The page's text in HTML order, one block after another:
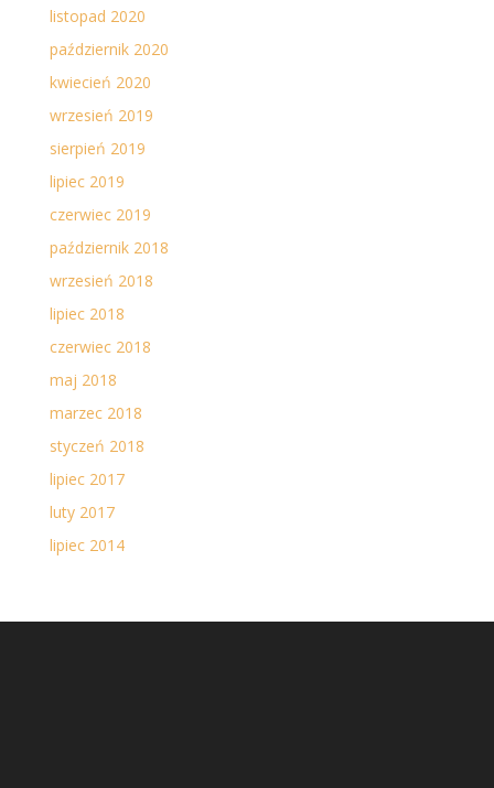
listopad 2020
październik 2020
kwiecień 2020
wrzesień 2019
sierpień 2019
lipiec 2019
czerwiec 2019
październik 2018
wrzesień 2018
lipiec 2018
czerwiec 2018
maj 2018
marzec 2018
styczeń 2018
lipiec 2017
luty 2017
lipiec 2014